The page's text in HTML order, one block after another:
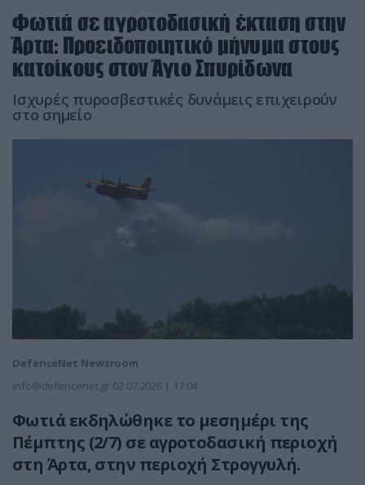
Φωτιά σε αγροτοδασική έκταση στην
Άρτα: Προειδοποιητικό μήνυμα στους
κατοίκους στον Άγιο Σπυρίδωνα
Ισχυρές πυροσβεστικές δυνάμεις επιχειρούν
στο σημείο
DefenceNet Newsroom
info@defencenet.gr 02.07.2026 | 17:04
Φωτιά εκδηλώθηκε το μεσημέρι της
Πέμπτης (2/7) σε αγροτοδασική περιοχή
στη Άρτα, στην περιοχή Στρογγυλή.